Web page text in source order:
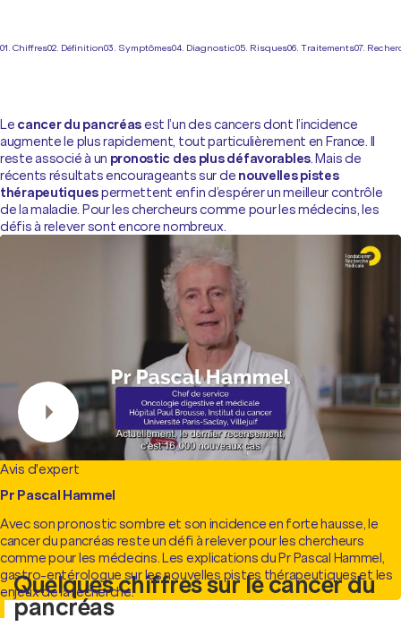
01. Chiffres02. Définition03. Symptômes04. Diagnostic05. Risques06. Traitements07.
Le cancer du pancréasest l’un des cancers dont l’incidence
augmente le plus rapidement, tout particulièrement en France. Il
reste associé à un pronostic des plus défavorables. Mais de
récents résultats encourageants sur de nouvelles pistes
thérapeutiquespermettent enfin d’espérer un meilleur contrôle
de la maladie. Pour les chercheurs comme pour les médecins, les
défis à relever sont encore nombreux.
Avis d'expert
Pr Pascal Hammel
Avec son pronostic sombre et son incidence en forte hausse, le
cancer du pancréas reste un défi à relever pour les chercheurs
comme pour les médecins. Les explications du Pr Pascal Hammel,
gastro-entérologue sur les nouvelles pistes thérapeutiques et les
enjeux de la recherche.
Quelques chiffres sur le cancer du
pancréas